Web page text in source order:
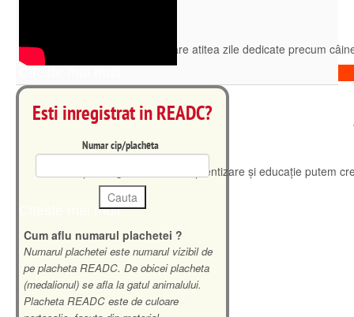
Niciun alt animal pe glob nu are atitea zile dedicate precum
Prin creșterea gradului de conștientizare și educație putem
Citeste mai mult
Esti inregistrat in READC?
Numar cip/placheta
Cum aflu numarul plachetei ?
Numarul plachetei este numarul vizibil de
pe placheta READC. De obicei placheta
(medalionul) se afla la gatul animalului.
Placheta READC este de culoare